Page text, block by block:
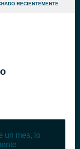
RECIENTEMENTE
un mes, lo